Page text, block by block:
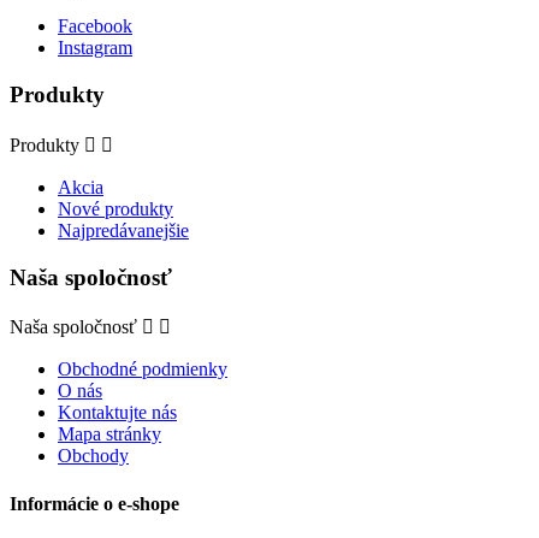
Facebook
Instagram
Produkty
Produkty  
Akcia
Nové produkty
Najpredávanejšie
Naša spoločnosť
Naša spoločnosť  
Obchodné podmienky
O nás
Kontaktujte nás
Mapa stránky
Obchody
Informácie o e-shope